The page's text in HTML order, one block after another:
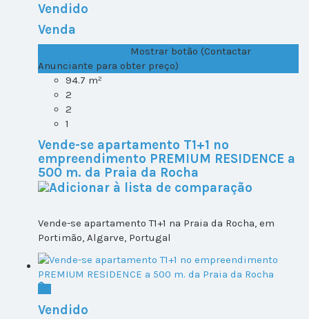
Vendido
Venda
Mostrar botão (Contactar
Anunciante para obter preço)
94.7 m²
2
2
1
Vende-se apartamento T1+1 no
empreendimento PREMIUM RESIDENCE a
500 m. da Praia da Rocha
Vende-se apartamento T1+1 na Praia da Rocha, em
Portimão, Algarve, Portugal
Vendido